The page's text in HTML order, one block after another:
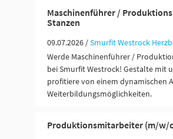
Maschinenführer /
Stanzen
09.07.2026 /Smurfit Westrock
Werde Maschinenführer /
bei Smurfit Westrock! Gestalte mit
profitiere von einem dynamischen
Weiterbildungsmöglichkeiten.
Produktionsmitarbeiter (m/w/